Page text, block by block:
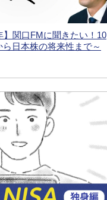
】関口FMに聞きたい！10
日本株の将来性まで～